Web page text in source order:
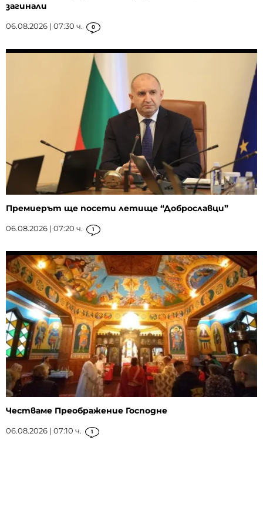
загинали
06.08.2026 | 07:30 ч. 0
Премиерът ще посети летище “Доброславци”
06.08.2026 | 07:20 ч. 1
Честваме Преображение Господне
06.08.2026 | 07:10 ч. 1